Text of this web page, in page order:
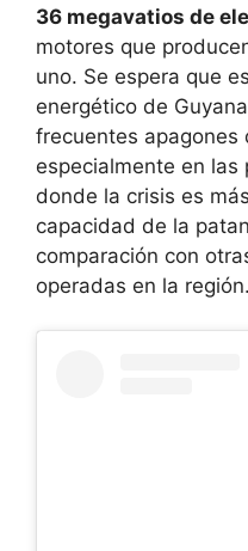
36 megavatios de
motores que
uno. Se espera que
energético de
frecuentes apagones
especialmente en las
donde la crisis es
capacidad de la
comparación con
operadas en la región.